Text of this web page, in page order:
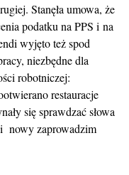
Stanęła umowa, że
podatku na PPS i na
wyjęto też spod
niezbędne dla
robotniczej:
restauracje
się sprawdzać słowa
nowy zaprowadzim